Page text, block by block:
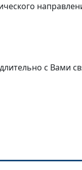
с Вами